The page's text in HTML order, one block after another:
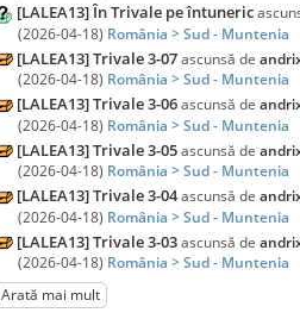
[LALEA13] În Trivale pe întuneric
(2026-04-18) România > Sud - Muntenia
[LALEA13] Trivale 3-07ascunsă de
(2026-04-18) România > Sud - Muntenia
[LALEA13] Trivale 3-06ascunsă de
(2026-04-18) România > Sud - Muntenia
[LALEA13] Trivale 3-05ascunsă de
(2026-04-18) România > Sud - Muntenia
[LALEA13] Trivale 3-04ascunsă de
(2026-04-18) România > Sud - Muntenia
[LALEA13] Trivale 3-03ascunsă de
(2026-04-18) România > Sud - Muntenia
Arată mai mult